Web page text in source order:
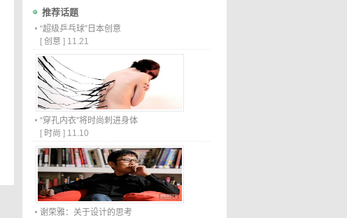
推荐话题
“超级乒乓球”日本创意
[ 创意 ] 11.21
“穿孔内衣”将时尚刺进身体
[ 时尚 ] 11.10
谢荣雅：关于设计的思考